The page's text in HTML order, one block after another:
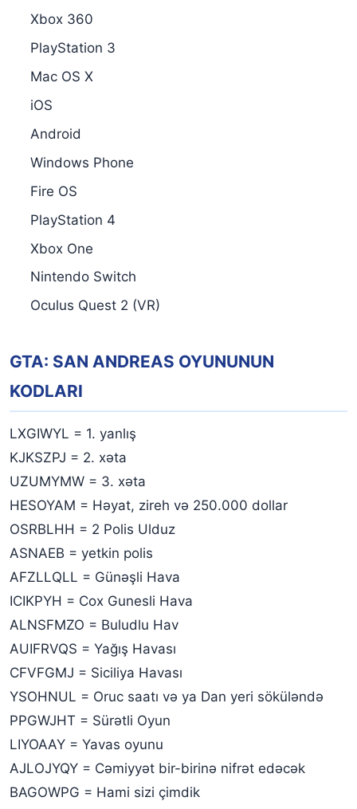
Xbox 360
PlayStation 3
Mac OS X
iOS
Android
Windows Phone
Fire OS
PlayStation 4
Xbox One
Nintendo Switch
Oculus Quest 2 (VR)
GTA: SAN ANDREAS OYUNUNUN
KODLARI
LXGIWYL = 1. yanlış
KJKSZPJ = 2. xəta
UZUMYMW = 3. xəta
HESOYAM = Həyat, zireh və 250.000 dollar
OSRBLHH = 2 Polis Ulduz
ASNAEB = yetkin polis
AFZLLQLL = Günəşli Hava
ICIKPYH = Cox Gunesli Hava
ALNSFMZO = Buludlu Hav
AUIFRVQS = Yağış Havası
CFVFGMJ = Siciliya Havası
YSOHNUL = Oruc saatı və ya Dan yeri söküləndə
PPGWJHT = Sürətli Oyun
LIYOAAY = Yavas oyunu
AJLOJYQY = Cəmiyyət bir-birinə nifrət edəcək
BAGOWPG = Hami sizi çimdik